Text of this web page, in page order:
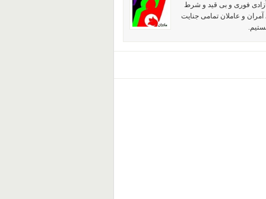
آزادی فوری و بی قید و شرط
و عاملان تمامی جنایت